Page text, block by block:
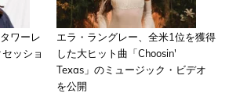
ワーレ
ッショ
エラ・ラングレー、全米1位を獲得
した大ヒット曲「Choosin'
Texas」のミュージック・ビデオ
を公開